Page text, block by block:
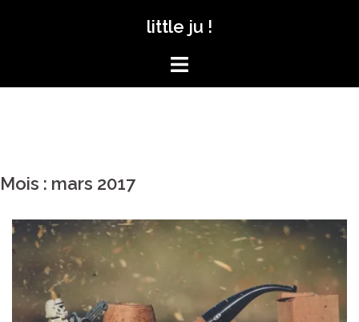
little ju !
Mois : mars 2017